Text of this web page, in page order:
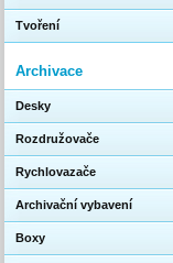
Tvoření
Archivace
Desky
Rozdružovače
Rychlovazače
Archivační vybavení
Boxy